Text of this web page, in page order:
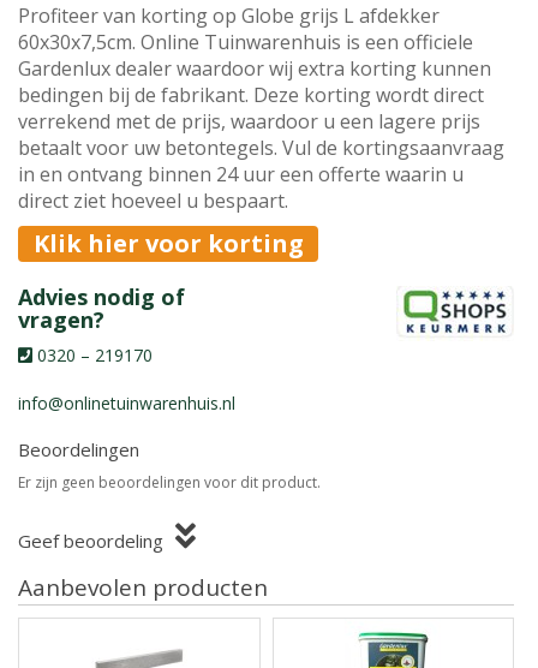
Profiteer van korting op Globe grijs L afdekker
60x30x7,5cm. Online Tuinwarenhuis is een officiele
Gardenlux dealer waardoor wij extra korting kunnen
bedingen bij de fabrikant. Deze korting wordt direct
verrekend met de prijs, waardoor u een lagere prijs
betaalt voor uw betontegels. Vul de kortingsaanvraag
in en ontvang binnen 24 uur een offerte waarin u
direct ziet hoeveel u bespaart.
Klik hier voor korting
Advies nodig of
vragen?
0320 – 219170
info@onlinetuinwarenhuis.nl
Beoordelingen
Er zijn geen beoordelingen voor dit product.
Geef beoordeling
Aanbevolen producten